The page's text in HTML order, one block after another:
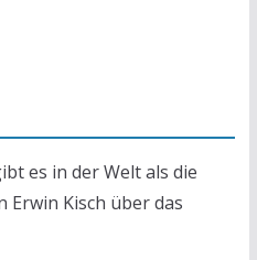
es in der Welt als die
Erwin Kisch über das